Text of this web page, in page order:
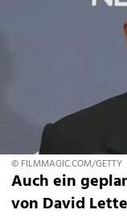
© FILMMAGIC.COM/GETTY
Auch ein
von David